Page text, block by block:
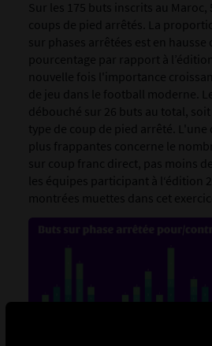
Sur les 175 buts inscrits au Maroc,
coups de pied arrêtés. La
sur phases arrêtées est en hausse
pourcentage par rapport à
nouvelle fois l'importance
de jeu dans le football moderne.
débouché sur 26 buts au total,
type de coup de pied arrêté. L'une
plus frappantes concerne le
sur coup franc direct, pas moins
les équipes participant à l‘édition
montrées muettes dans cet